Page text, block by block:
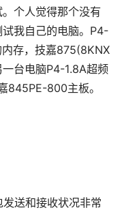
个人觉得那个没有
我自己的电脑。P4-
存，技嘉875(8KNX
台电脑P4-1.8A超频
845PE-800主板。
送和接收状况非常